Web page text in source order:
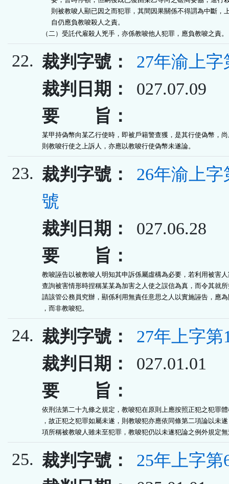
則被教唆人顯已因之而犯罪，其間因果關係不得謂為中斷，
      自仍應負教唆殺人之責。
（二）受託代雇殺人兇手，亦係教唆他人犯罪，應負教唆之責。
22. 裁判字號：
27年渝上字
裁判日期：
027.07.09
要 旨：
某甲持偽幣向某乙行使時，即被戶籍警查獲，是其行使偽幣，
則教唆行使之上訴人，亦應以教唆行使偽幣未遂論。
23. 裁判字號：
26年渝上字
號
裁判日期：
027.06.28
要 旨：
教唆誣告以被教唆人明知其申訴係屬虛構為必要，若利用被害
查詢被害情形時捏稱某某為加害之人使之誤信為真，而令其就
請該管公務員究辦，顯係利用無責任意思之人以實施誣告，應
，而非教唆犯。
24. 裁判字號：
27年上字第
裁判日期：
027.01.01
要 旨：
依刑法第二十九條之規定，教唆犯在原則上應按照正犯之犯罪
，故正犯之犯罪如屬未遂，則教唆犯亦應依同條第二項論以未
項所稱被教唆人雖未至犯罪，教唆犯仍以未遂犯論之例外規定
25. 裁判字號：
25年上字第